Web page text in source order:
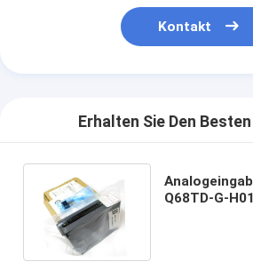
Kontakt
Erhalten Sie Den
Q68TD-G-